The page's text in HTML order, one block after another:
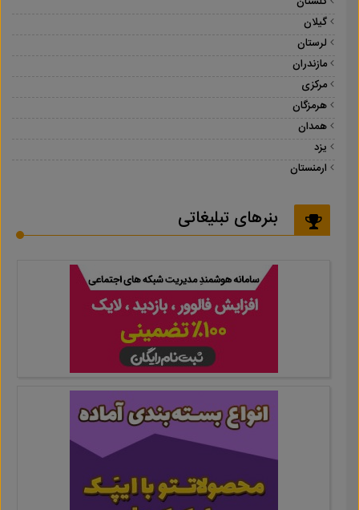
گیلان
لرستان
مازندران
مرکزی
هرمزگان
همدان
یزد
ارمنستان
بنرهای تبلیغاتی